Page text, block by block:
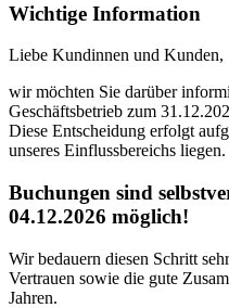
Wichtige Information
Liebe Kundinnen und Kunden,
wir möchten Sie darüber
Geschäftsbetrieb zum
Diese Entscheidung erfolgt
unseres Einflussbereichs liegen.
Buchungen sind
04.12.2026 möglich!
Wir bedauern diesen Schritt
Vertrauen sowie die gute
Jahren.